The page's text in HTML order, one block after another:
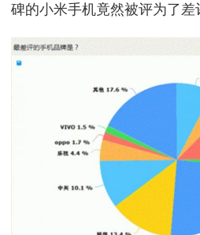
碑的小米手机竟然被评为了差